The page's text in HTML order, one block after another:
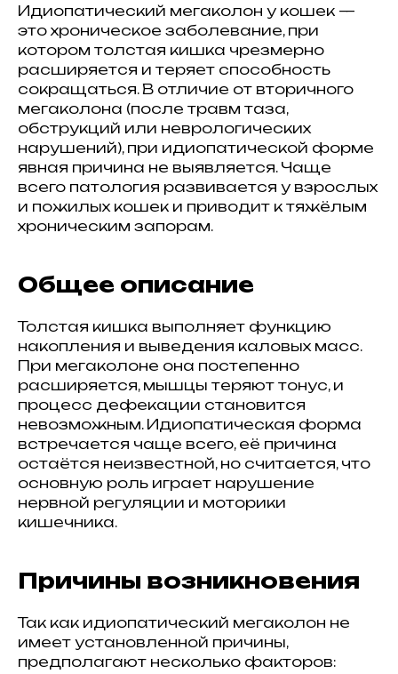
Идиопатический мегаколон у кошек —
это хроническое заболевание, при
котором толстая кишка чрезмерно
расширяется и теряет способность
сокращаться. В отличие от вторичного
мегаколона (после травм таза,
обструкций или неврологических
нарушений), при идиопатической форме
явная причина не выявляется. Чаще
всего патология развивается у взрослых
и пожилых кошек и приводит к тяжёлым
хроническим запорам.
Общее описание
Толстая кишка выполняет функцию
накопления и выведения каловых масс.
При мегаколоне она постепенно
расширяется, мышцы теряют тонус, и
процесс дефекации становится
невозможным. Идиопатическая форма
встречается чаще всего, её причина
остаётся неизвестной, но считается, что
основную роль играет нарушение
нервной регуляции и моторики
кишечника.
Причины возникновения
Так как идиопатический мегаколон не
имеет установленной причины,
предполагают несколько факторов: